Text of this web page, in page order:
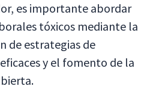
es importante abordar
tóxicos mediante la
de estrategias de
y el fomento de la